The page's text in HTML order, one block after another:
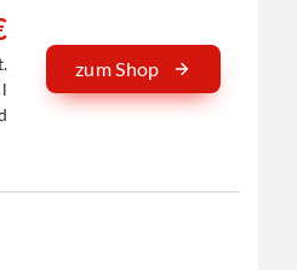
zum Shop